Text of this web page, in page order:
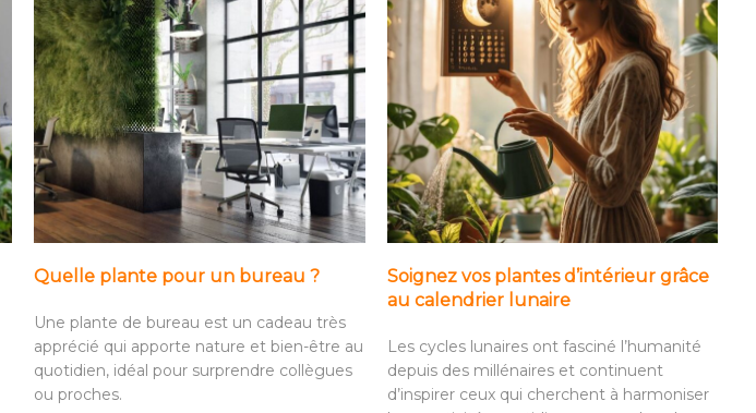
Quelle plante pour un bureau ?
Une plante de bureau est un cadeau très
apprécié qui apporte nature et bien-être au
quotidien, idéal pour surprendre collègues
ou proches.
Soignez vos plantes d’intérieur grâce
au calendrier lunaire
Les cycles lunaires ont fasciné l’humanité
depuis des millénaires et continuent
d’inspirer ceux qui cherchent à harmoniser